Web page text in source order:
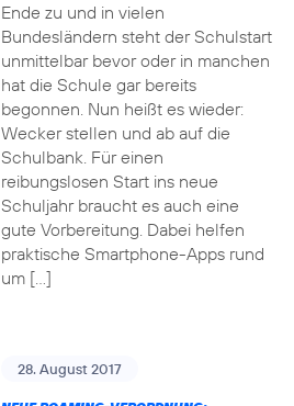
Ende zu und in vielen
Bundesländern steht der Schulstart
unmittelbar bevor oder in manchen
hat die Schule gar bereits
begonnen. Nun heißt es wieder:
Wecker stellen und ab auf die
Schulbank. Für einen
reibungslosen Start ins neue
Schuljahr braucht es auch eine
gute Vorbereitung. Dabei helfen
praktische Smartphone-Apps rund
um […]
28. August 2017